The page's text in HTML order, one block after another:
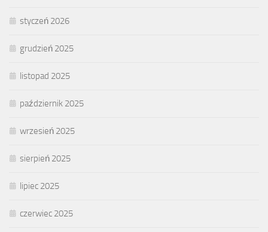
styczeń 2026
grudzień 2025
listopad 2025
październik 2025
wrzesień 2025
sierpień 2025
lipiec 2025
czerwiec 2025